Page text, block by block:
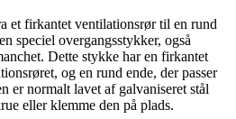
et firkantet ventilationsrør til en rund
speciel overgangsstykker, også
Dette stykke har en firkantet
og en rund ende, der passer
er normalt lavet af galvaniseret stål
eller klemme den på plads.